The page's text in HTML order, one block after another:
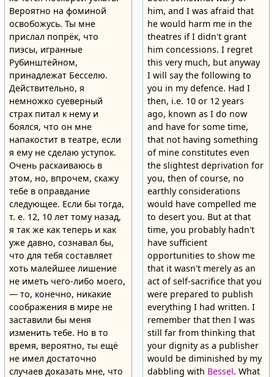
Вероятно на фоминой
освобожусь. Ты мне
прислал попрёк, что
пиэсы, игранные
Рубинштейном,
принадлежат Бесселю.
Действительно, я
немножко суеверный
страх питал к нему и
боялся, что он мне
напакостит в театре, если
я ему не сделаю уступок.
Очень раскаиваюсь в
этом, но, впрочем, скажу
тебе в оправдание
следующее. Если бы тогда,
т. е. 12, 10 лет тому назад,
я так же как теперь и как
уже давно, сознавал бы,
что для тебя составляет
хоть малейшее лишение
не иметь чего-либо моего,
— то, конечно, никакие
соображения в мире не
заставили бы меня
изменить тебе. Но в то
время, вероятно, ты ещё
не имел достаточно
случаев доказать мне, что
him, and I was afraid that
he would harm me in the
theatres if I didn't grant
him concessions. I regret
this very much, but anyway
I will say the following to
you in my defence. Had I
then, i.e. 10 or 12 years
ago, known as I do now
and have for some time,
that not having something
of mine constitutes even
the slightest deprivation for
you, then of course, no
earthly considerations
would have compelled me
to desert you. But at that
time, you probably hadn't
have sufficient
opportunities to show me
that it wasn't merely as an
act of self-sacrifice that you
were prepared to publish
everything I had written. I
remember that then I was
still far from thinking that
your dignity as a publisher
would be diminished by my
dabbling with Bessel. What